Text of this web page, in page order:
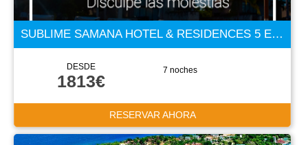
SUBLIME SAMANA HOTEL & RESIDENCES 5 ESTRELLAS
DESDE
1813€
7 noches
RESERVAR AHORA